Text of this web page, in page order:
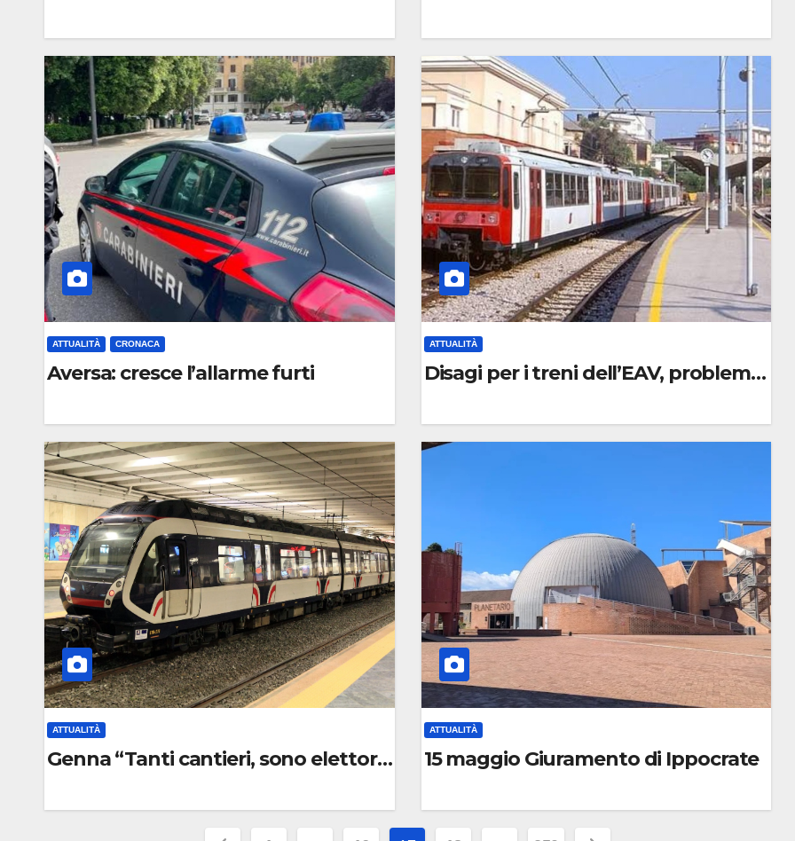
0
C
O
M
M
E
N
T
O
0
C
O
M
M
E
N
T
O
ATTUALITÀ CRONACA
Aversa: cresce l’allarme furti
0
C
O
M
M
E
N
T
O
ATTUALITÀ
Disagi per i treni dell’EAV, problemi di
0
C
N
O
ATTUALITÀ
Genna “Tanti cantieri, sono elettorali?”
0
ATTUALITÀ
15 maggio Giuramento di Ippocrate
0
C